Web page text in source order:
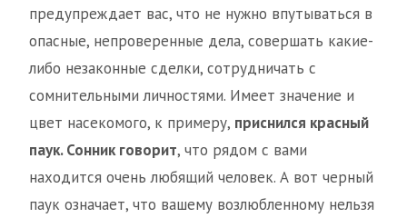
предупреждает вас, что не нужно впутываться в
опасные, непроверенные дела, совершать какие-
либо незаконные сделки, сотрудничать с
сомнительными личностями. Имеет значение и
цвет насекомого, к примеру, приснился красный
паук. Сонник говорит, что рядом с вами
находится очень любящий человек. А вот черный
паук означает, что вашему возлюбленному нельзя